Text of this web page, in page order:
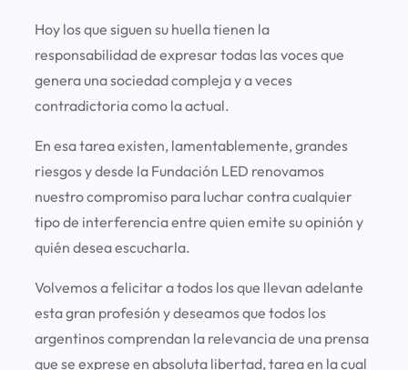
Hoy los que siguen su huella tienen la
responsabilidad de expresar todas las voces que
genera una sociedad compleja y a veces
contradictoria como la actual.
En esa tarea existen, lamentablemente, grandes
riesgos y desde la Fundación LED renovamos
nuestro compromiso para luchar contra cualquier
tipo de interferencia entre quien emite su opinión y
quién desea escucharla.
Volvemos a felicitar a todos los que llevan adelante
esta gran profesión y deseamos que todos los
argentinos comprendan la relevancia de una prensa
que se exprese en absoluta libertad, tarea en la cual